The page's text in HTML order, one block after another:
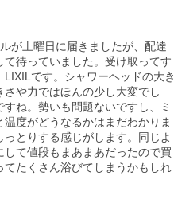
が土曜日に届きましたが、配達
待っていました。受け取ってす
です。シャワーヘッドの大き
や力ではほんの少し大変でし
ね。勢いも問題ないですし、ミ
度がどうなるかはまだわかりま
とりする感じがします。同じよ
て値段もまあまあだったので買
たくさん浴びてしまうかもしれ